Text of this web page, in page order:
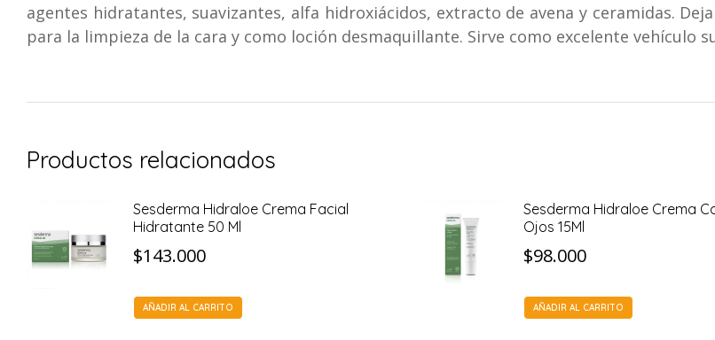
agentes hidratantes, suavizantes, alfa hidroxiácidos, extracto de avena y ceramidas.
para la limpieza de la cara y como loción desmaquillante. Sirve como excelente vehículo
Productos relacionados
Sesderma Hidraloe Crema Facial
Hidratante 50 Ml
$143.000
AÑADIR AL CARRITO
Sesderma Hidraloe Crema
Ojos 15Ml
$98.000
AÑADIR AL CARRITO